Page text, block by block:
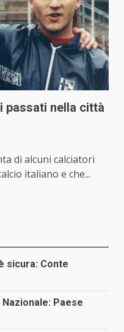
passati nella città
di alcuni calciatori
italiano e che...
sicura: Conte
Paese